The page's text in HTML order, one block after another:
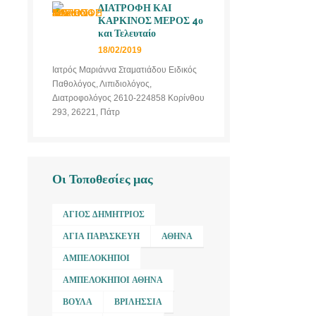
ΔΙΑΤΡΟΦΗ ΚΑΙ
ΚΑΡΚΙΝΟΣ ΜΕΡΟΣ 4ο
και Τελευταίο
18/02/2019
Ιατρός Μαριάννα Σταματιάδου Ειδικός
Παθολόγος, Λιπιδιολόγος,
Διατροφολόγος 2610-224858 Κορίνθου
293, 26221, Πάτρ
Οι Τοποθεσίες μας
ΆΓΙΟΣ ΔΗΜΉΤΡΙΟΣ
ΑΓΊΑ ΠΑΡΑΣΚΕΥΉ ΑΘΉΝΑ
ΑΜΠΕΛΌΚΗΠΟΙ
ΑΜΠΕΛΌΚΗΠΟΙ ΑΘΉΝΑ
ΒΟΎΛΑ ΒΡΙΛΉΣΣΙΑ